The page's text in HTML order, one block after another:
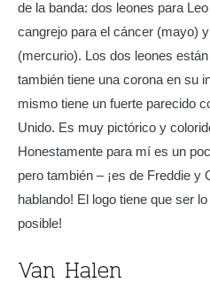
de la banda: dos leones para
cangrejo para el cáncer (mayo)
(mercurio). Los dos leones
también tiene una corona en su
mismo tiene un fuerte parecido
Unido. Es muy pictórico y
Honestamente para mí es un
pero también – ¡es de Freddie y
hablando! El logo tiene que ser
posible!
Van Halen